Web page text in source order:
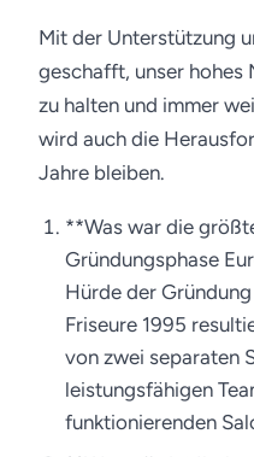
Mit der Unterstützung
geschafft, unser hohes
zu halten und immer
wird auch die
Jahre bleiben.
**Was war die
Gründungsphase
Hürde der
Friseure 1995
von zwei separaten
leistungsfähigen
funktionierenden